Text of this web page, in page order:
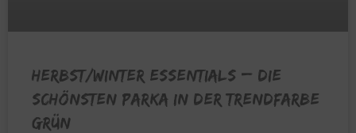
HERBST/WINTER ESSENTIALS – Die
schönsten Parka in der Trendfarbe
Grün